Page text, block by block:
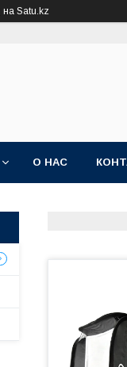
на Satu.kz
О НАС